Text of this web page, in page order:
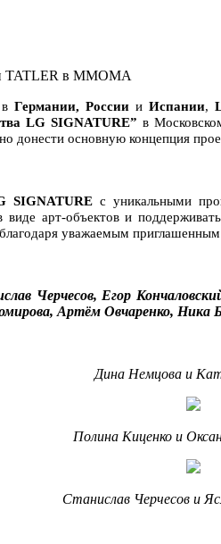
в Германии, РоссиииИспании,
LG SIGNATURE” в
донести основную концепция
SIGNATURE с уникальными
виде арт-объектов и
благодаря уважаемым приглашенным
Черчесов, Егор
Артём Овчаренко, Ника
Дина Немцова и
Полина Киценко и
Станислав Черчесов и